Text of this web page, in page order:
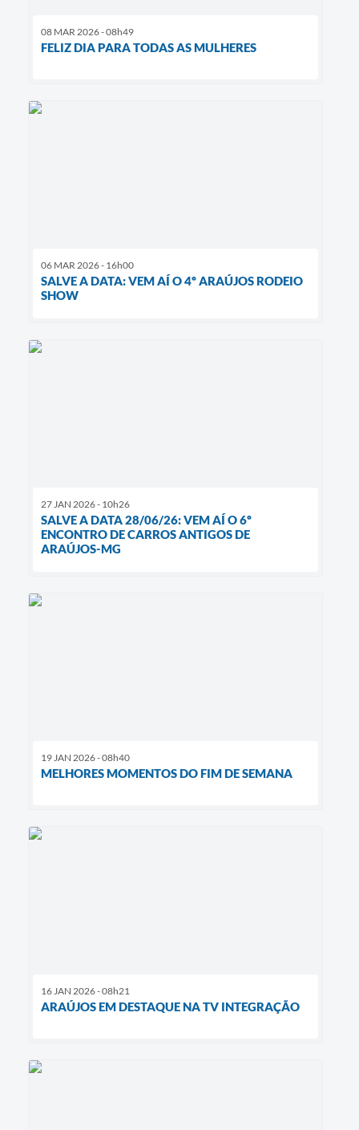
08 MAR 2026 - 08h49
FELIZ DIA PARA TODAS AS MULHERES
06 MAR 2026 - 16h00
SALVE A DATA: VEM AÍ O 4º ARAÚJOS RODEIO
SHOW
27 JAN 2026 - 10h26
SALVE A DATA 28/06/26: VEM AÍ O 6º
ENCONTRO DE CARROS ANTIGOS DE
ARAÚJOS-MG
19 JAN 2026 - 08h40
MELHORES MOMENTOS DO FIM DE SEMANA
16 JAN 2026 - 08h21
ARAÚJOS EM DESTAQUE NA TV INTEGRAÇÃO